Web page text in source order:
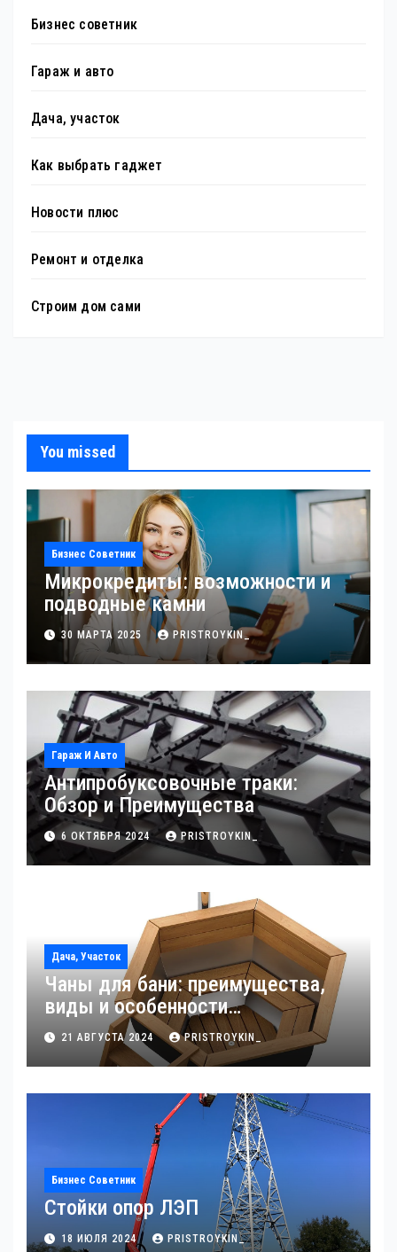
Бизнес советник
Гараж и авто
Дача, участок
Как выбрать гаджет
Новости плюс
Ремонт и отделка
Строим дом сами
You missed
Бизнес Советник
Микрокредиты: возможности и
подводные камни
30 МАРТА 2025 PRISTROYKIN_
Гараж И Авто
Антипробуксовочные траки:
Обзор и Преимущества
6 ОКТЯБРЯ 2024 PRISTROYKIN_
Дача, Участок
Чаны для бани: преимущества,
виды и особенности
использования
21 АВГУСТА 2024 PRISTROYKIN_
Бизнес Советник
Стойки опор ЛЭП
18 ИЮЛЯ 2024 PRISTROYKIN_